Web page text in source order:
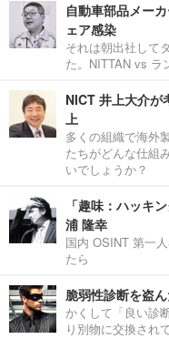
自動車部品メー
ェア感染
それは朝出社して
た。NITTAN vs ラ
NICT 井上大介が
上
多くの組織で海外
たちがどんな仕組
いでしょうか？
「趣味：ハッキ
浦 隆幸
国内 OSINT 第一
たら
脆弱性診断を盗
かくして「良い診
り別物に交換され